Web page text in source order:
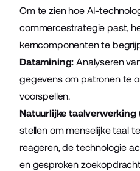
Om te zien hoe AI-
commercestrategie past,
kerncomponenten te
Datamining:Analyseren
gegevens om patronen te
voorspellen.
Natuurlijke taalverwerking
stellen om menselijke taal
reageren, de technologie
en gesproken